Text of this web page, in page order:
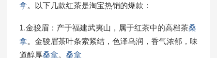
拿。以下几款红茶是淘宝热销的爆款：
1.金骏眉：产于福建武夷山，属于红茶中的高档茶桑
拿。金骏眉茶叶条索紧结，色泽乌润，香气浓郁，味
道醇厚桑拿。 桑拿